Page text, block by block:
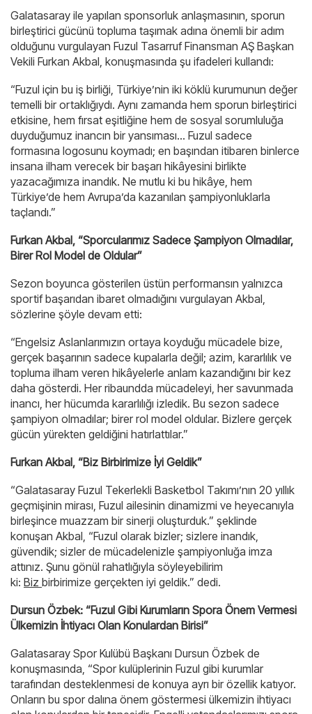
Galatasaray ile yapılan sponsorluk anlaşmasının, sporun
birleştirici gücünü topluma taşımak adına önemli bir adım
olduğunu vurgulayan Fuzul Tasarruf Finansman AŞ Başkan
Vekili Furkan Akbal, konuşmasında şu ifadeleri kullandı:
“Fuzul için bu iş birliği, Türkiye’nin iki köklü kurumunun değer
temelli bir ortaklığıydı. Aynı zamanda hem sporun birleştirici
etkisine, hem fırsat eşitliğine hem de sosyal sorumluluğa
duyduğumuz inancın bir yansıması… Fuzul sadece
formasına logosunu koymadı; en başından itibaren binlerce
insana ilham verecek bir başarı hikâyesini birlikte
yazacağımıza inandık. Ne mutlu ki bu hikâye, hem
Türkiye’de hem Avrupa’da kazanılan şampiyonluklarla
taçlandı.”
Furkan Akbal, “Sporcularımız Sadece Şampiyon Olmadılar,
Birer Rol Model de Oldular”
Sezon boyunca gösterilen üstün performansın yalnızca
sportif başarıdan ibaret olmadığını vurgulayan Akbal,
sözlerine şöyle devam etti:
“Engelsiz Aslanlarımızın ortaya koyduğu mücadele bize,
gerçek başarının sadece kupalarla değil; azim, kararlılık ve
topluma ilham veren hikâyelerle anlam kazandığını bir kez
daha gösterdi. Her ribaundda mücadeleyi, her savunmada
inancı, her hücumda kararlılığı izledik. Bu sezon sadece
şampiyon olmadılar; birer rol model oldular. Bizlere gerçek
gücün yürekten geldiğini hatırlattılar.”
Furkan Akbal, “Biz Birbirimize İyi Geldik”
“Galatasaray Fuzul Tekerlekli Basketbol Takımı’nın 20 yıllık
geçmişinin mirası, Fuzul ailesinin dinamizmi ve heyecanıyla
birleşince muazzam bir sinerji oluşturduk.” şeklinde
konuşan Akbal, “Fuzul olarak bizler; sizlere inandık,
güvendik; sizler de mücadelenizle şampiyonluğa imza
attınız. Şunu gönül rahatlığıyla söyleyebilirim
ki: Biz birbirimize gerçekten iyi geldik.” dedi.
Dursun Özbek: “Fuzul Gibi Kurumların Spora Önem Vermesi
Ülkemizin İhtiyacı Olan Konulardan Birisi”
Galatasaray Spor Kulübü Başkanı Dursun Özbek de
konuşmasında, “Spor kulüplerinin Fuzul gibi kurumlar
tarafından desteklenmesi de konuya ayrı bir özellik katıyor.
Onların bu spor dalına önem göstermesi ülkemizin ihtiyacı